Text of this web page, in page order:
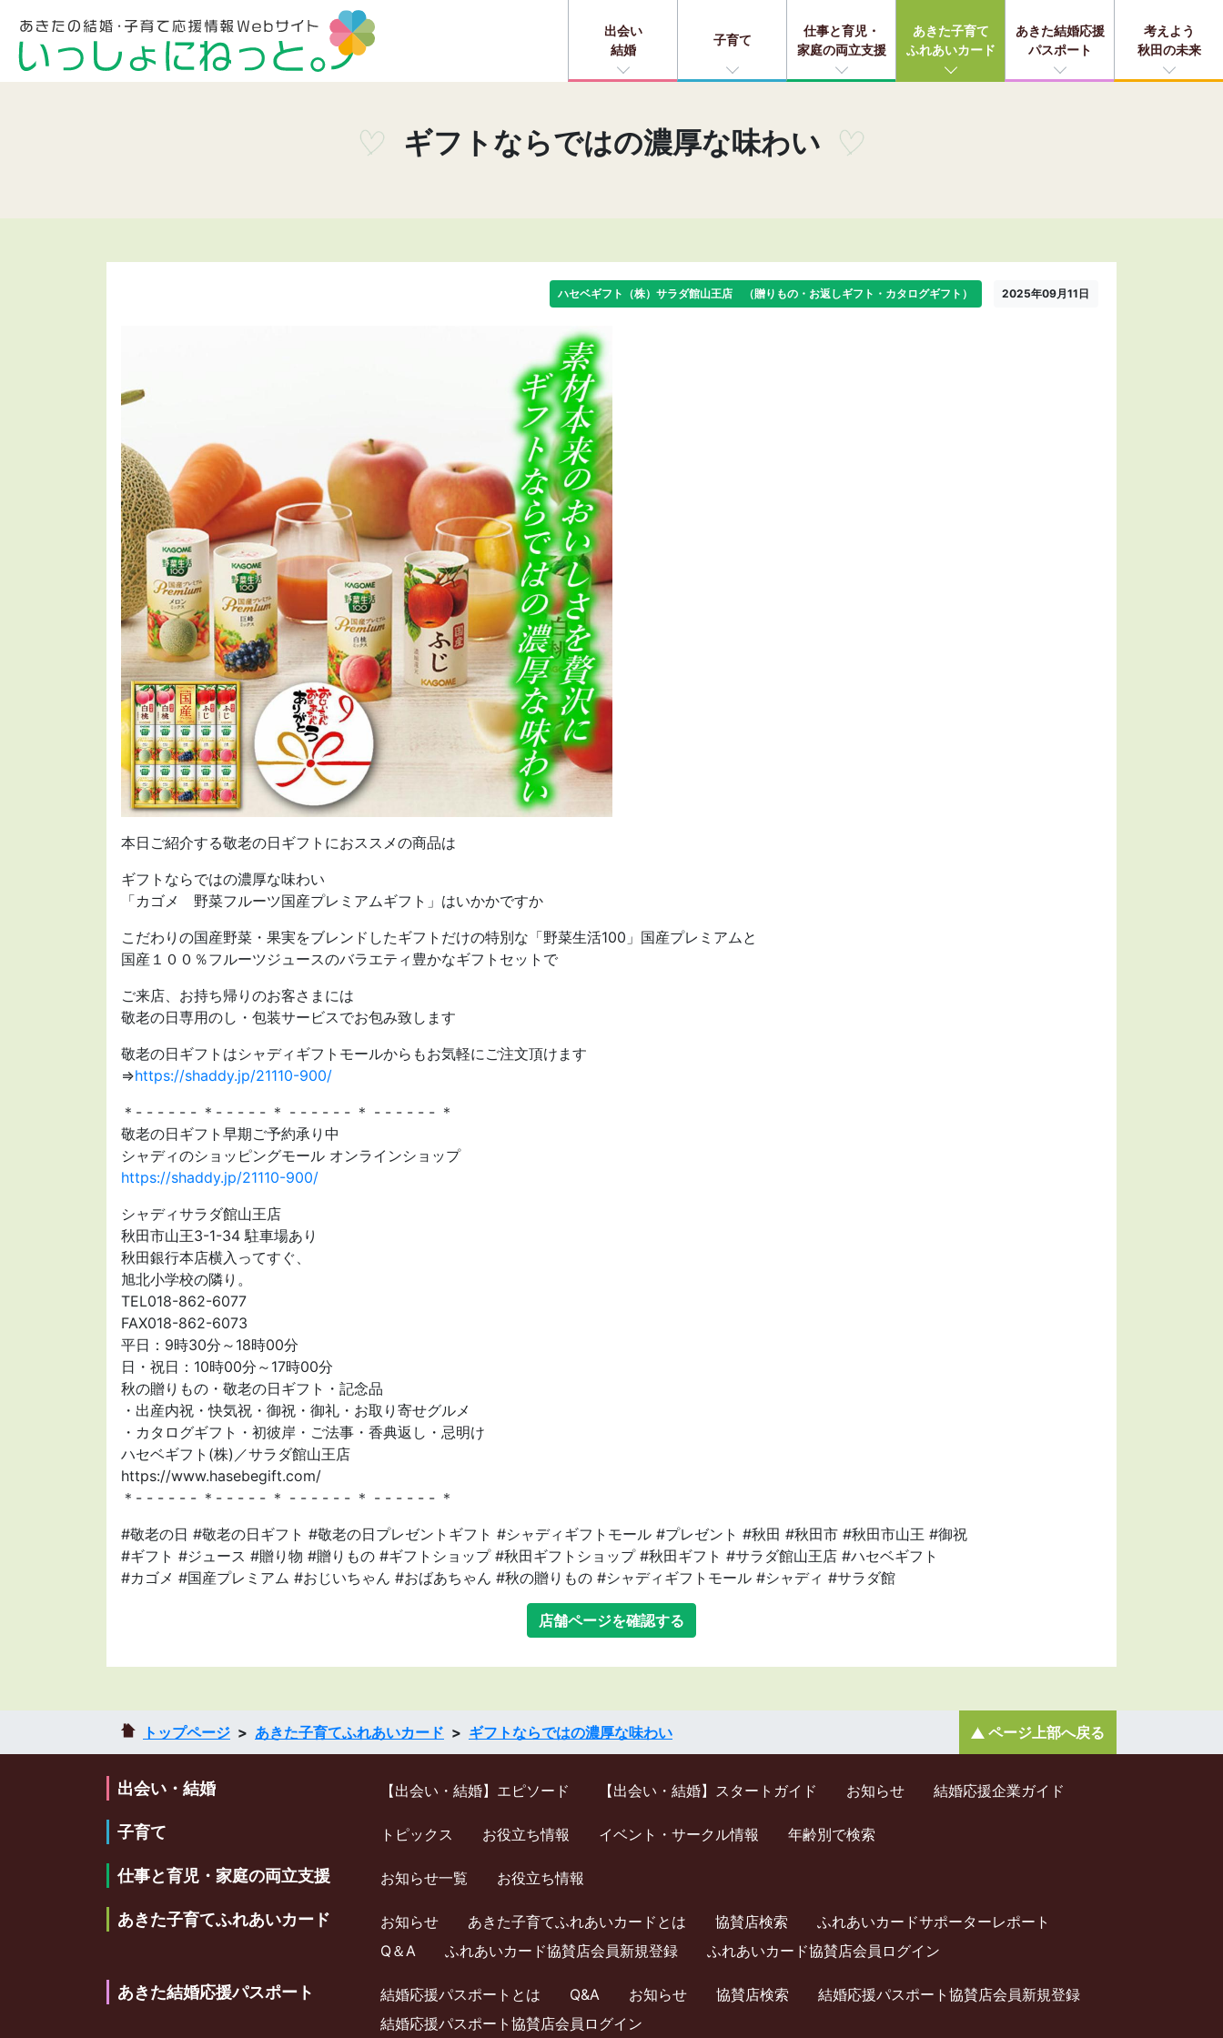
出会い
結婚
子育て
仕事と育児・
家庭の両立支援
あきた子育て
ふれあいカード
あきた結婚応援
パスポート
考えよう
秋田の未来
ギフトならではの濃厚な味わい
ハセベギフト（株）サラダ館山王店 （贈りもの・お返しギフト・カタログギフト） 2025年09月11日
本日ご紹介する敬老の日ギフトにおススメの商品は
ギフトならではの濃厚な味わい
「カゴメ 野菜フルーツ国産プレミアムギフト」はいかかですか
こだわりの国産野菜・果実をブレンドしたギフトだけの特別な「野菜生活100」国産プレミアムと
国産１００％フルーツジュースのバラエティ豊かなギフトセットで
ご来店、お持ち帰りのお客さまには
敬老の日専用のし・包装サービスでお包み致します
敬老の日ギフトはシャディギフトモールからもお気軽にご注文頂けます
⇒https://shaddy.jp/21110-900/
＊- - - - - - ＊- - - - - ＊ - - - - - - ＊ - - - - - - ＊
敬老の日ギフト早期ご予約承り中
シャディのショッピングモール オンラインショップ
https://shaddy.jp/21110-900/
シャディサラダ館山王店
秋田市山王3-1-34 駐車場あり
秋田銀行本店横入ってすぐ、
旭北小学校の隣り。
TEL018-862-6077
FAX018-862-6073
平日：9時30分～18時00分
日・祝日：10時00分～17時00分
秋の贈りもの・敬老の日ギフト・記念品
・出産内祝・快気祝・御祝・御礼・お取り寄せグルメ
・カタログギフト・初彼岸・ご法事・香典返し・忌明け
ハセベギフト(株)／サラダ館山王店
https://www.hasebegift.com/
＊- - - - - - ＊- - - - - ＊ - - - - - - ＊ - - - - - - ＊
#敬老の日 #敬老の日ギフト #敬老の日プレゼントギフト #シャディギフトモール #プレゼント #秋田 #秋田市 #秋田市山王 #御祝
#ギフト #ジュース #贈り物 #贈りもの #ギフトショップ #秋田ギフトショップ #秋田ギフト #サラダ館山王店 #ハセベギフト
#カゴメ #国産プレミアム #おじいちゃん #おばあちゃん #秋の贈りもの #シャディギフトモール #シャディ #サラダ館
店舗ページを確認する
トップページ あきた子育てふれあいカード ギフトならではの濃厚な味わい ページ上部へ戻る
出会い・結婚 【出会い・結婚】エピソード 【出会い・結婚】スタートガイド お知らせ 結婚応援企業ガイド
子育て トピックス お役立ち情報 イベント・サークル情報 年齢別で検索
仕事と育児・家庭の両立支援 お知らせ一覧 お役立ち情報
あきた子育てふれあいカード お知らせ あきた子育てふれあいカードとは 協賛店検索
ふれあいカードサポーターレポート
Q＆A
ふれあいカード協賛店会員新規登録 ふれあいカード協賛店会員ログイン
あきた結婚応援パスポート 結婚応援パスポートとは Q&A お知らせ 協賛店検索
結婚応援パスポート協賛店会員新規登録
結婚応援パスポート協賛店会員ログイン